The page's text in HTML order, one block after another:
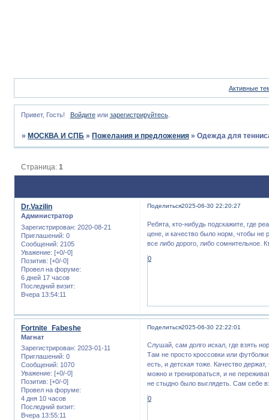
Активные
Привет, Гость! Войдитеили зарегистрируйтесь.
» МОСКВА И СПБ » Пожелания и предложения »Одежда для
Страница:1
Поделиться2025-06-30 22:20:27
Dr.Vazilin
Администратор
Зарегистрирован: 2020-08-21
Приглашений: 0
Сообщений: 2105
Уважение: [+0/-0]
Позитив: [+0/-0]
Провел на форуме:
6 дней 17 часов
Последний визит:
Вчера 13:54:11
Ребята, кто-нибудь подскажите, где
цене, и качество было норм, чтобы не
все либо дорого, либо сомнительное.
0
Поделиться2025-06-30 22:22:01
Fortnite_Fabeshe
Магнат
Зарегистрирован: 2023-01-11
Приглашений: 0
Сообщений: 1070
Уважение: [+0/-0]
Позитив: [+0/-0]
Провел на форуме:
4 дня 10 часов
Последний визит:
Вчера 13:55:11
Слушай, сам долго искал, где взять
Там не просто кроссовки или
есть, и детская тоже. Качество
можно и тренироваться, и не
не стыдно было выглядеть. Сам себе
0